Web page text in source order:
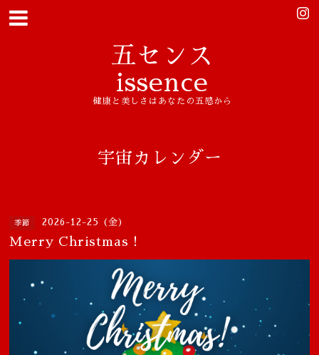
五センス
issence
健康と美しさはあなたの五感から
宇宙カレンダー
季節 2026-12-25 (金)
Merry Christmas！